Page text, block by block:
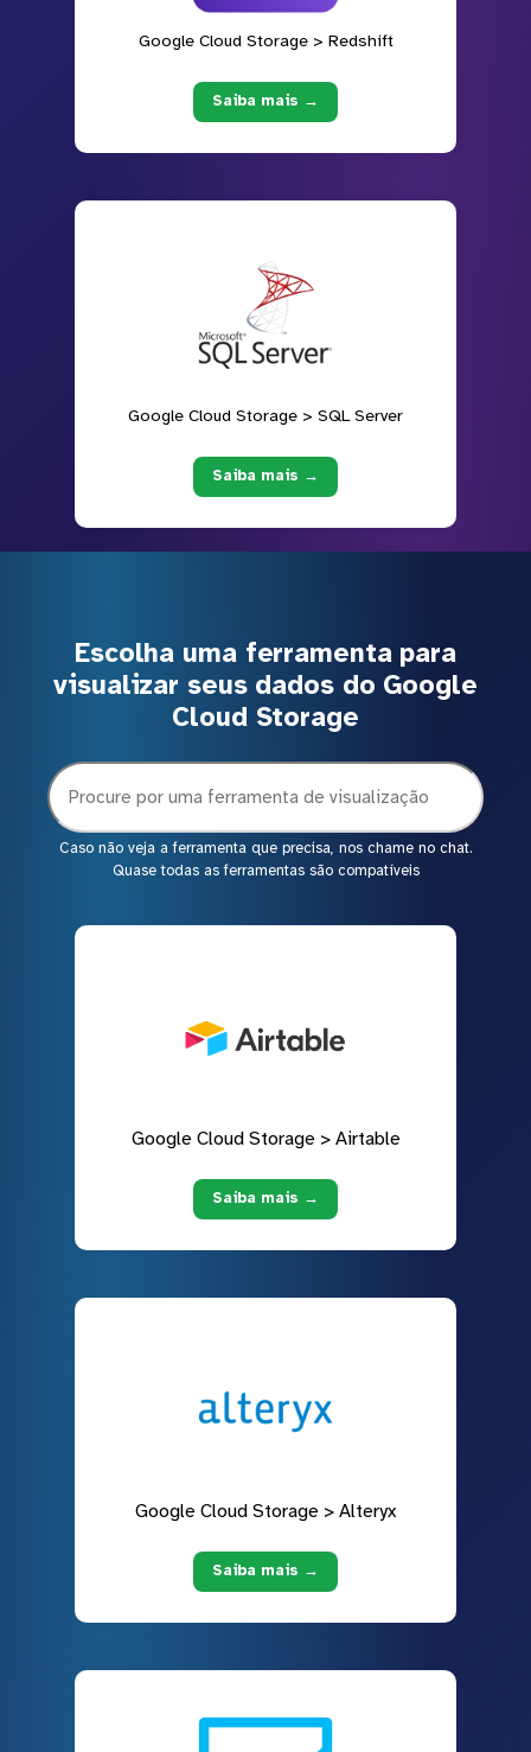
Google Cloud Storage > Redshift
Saiba mais →
Google Cloud Storage > SQL Server
Saiba mais →
Escolha uma ferramenta para
visualizar seus dados do Google
Cloud Storage
Caso não veja a ferramenta que precisa, nos chame no chat.
Quase todas as ferramentas são compatíveis
Google Cloud Storage > Airtable
Saiba mais →
Google Cloud Storage > Alteryx
Saiba mais →